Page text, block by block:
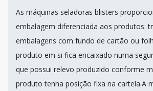
As máquinas seladoras blisters
embalagem diferenciada aos produtos:
embalagens com fundo de cartão ou
produto em si fica encaixado numa
que possui relevo produzido conforme
produto tenha posição fixa na cartela.A